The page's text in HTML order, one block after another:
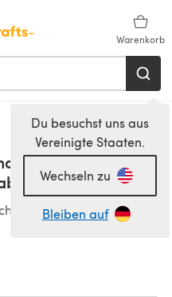
Warenkorb
Du besuchst uns aus
Vereinigte Staaten.
Wechseln zu
Bleiben auf
Hats
Yarn Yarnimals
PDF